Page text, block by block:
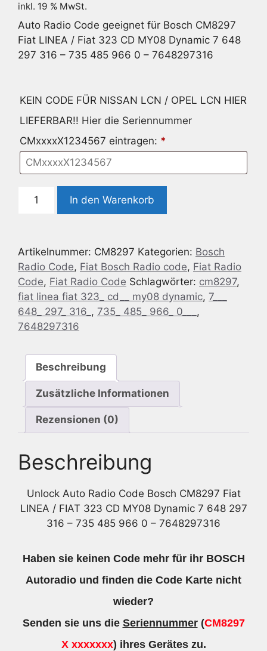
inkl. 19 % MwSt.
Auto Radio Code geeignet für Bosch CM8297
Fiat LINEA / Fiat 323 CD MY08 Dynamic 7 648
297 316 – 735 485 966 0 – 7648297316
KEIN CODE FÜR NISSAN LCN / OPEL LCN HIER
LIEFERBAR!! Hier die Seriennummer
CMxxxxX1234567 eintragen: *
Code
Bosch
CM8297
Fiat
LINEA
/
Fiat
CD
MY08
Dynamic
297
-
485
966
Menge
In den Warenkorb
Artikelnummer: CM8297 Kategorien: Bosch
Radio Code, Fiat Bosch Radio code, Fiat Radio
Code, Fiat Radio Code Schlagwörter: cm8297,
fiat linea fiat 323_ cd__ my08 dynamic, 7___
648_ 297_ 316_ , 735_ 485_ 966_ 0___ ,
7648297316
Beschreibung
Zusätzliche Informationen
Rezensionen (0)
Beschreibung
Unlock Auto Radio Code Bosch CM8297 Fiat
LINEA / FIAT 323 CD MY08 Dynamic 7 648 297
316 – 735 485 966 0 – 7648297316
Haben sie keinen Code mehr für ihr BOSCH
Autoradio und finden die Code Karte nicht
wieder?
Senden sie uns die Seriennummer(CM8297
X xxxxxxx) ihres Gerätes zu.